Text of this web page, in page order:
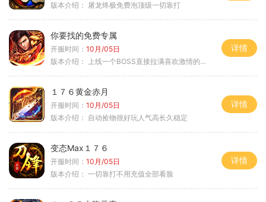
版本介绍： 屠龙终极免费泡顶级一切靠打
你要找的免费专属
开服时间： 10月/05日
版本介绍：
上线一个BOSS直接拉满喜欢激情的朋友进
详情
１７６黄金赤月
开服时间： 10月/05日
版本介绍： 自动捡物很好玩人气高长久稳定
详情
变态Max１７６
开服时间： 10月/05日
版本介绍： 一切靠打不用充值全部看脸
详情